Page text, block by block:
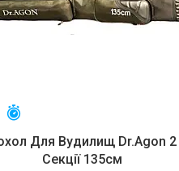
Для Вудилищ Dr.Agon 2
Секції 135см